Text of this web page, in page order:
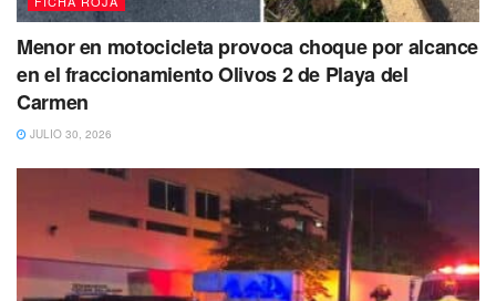
Menor en motocicleta provoca choque por alcance
en el fraccionamiento Olivos 2 de Playa del
Carmen
JULIO 30, 2026